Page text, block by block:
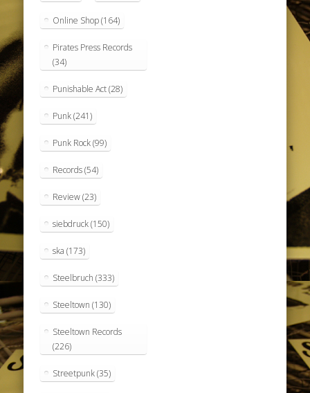
Online Shop(164)
Pirates Press Records
(34)
Punishable Act(28)
Punk(241)
Punk Rock(99)
Records(54)
Review(23)
siebdruck(150)
ska (173)
Steelbruch (333)
Steeltown (130)
Steeltown Records
(226)
Streetpunk(35)